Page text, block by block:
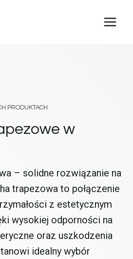
PRODUKTACH
w
– solidne rozwiązanie na
trapezowa to połączenie
z estetycznym
wysokiej odporności na
oraz uszkodzenia
idealny wybór